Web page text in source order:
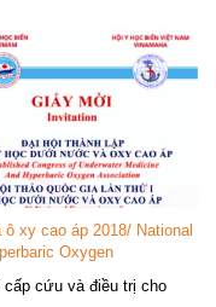
xy cao áp 2018/ National
Oxygen
cấp cứu và điều trị cho